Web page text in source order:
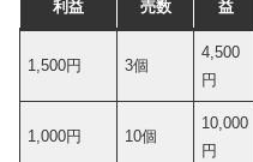
利益
売数
益
1,500円 3個
4,500
円
1,000円 10個
10,000
円